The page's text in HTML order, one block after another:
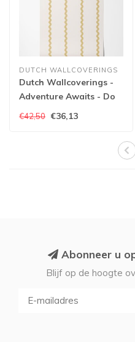
DUTCH WALLCOVERINGS
Dutch Wallcoverings -
Adventure Awaits - Do
€42,50 €36,13
Abonneer u
Blijf op de hoogte